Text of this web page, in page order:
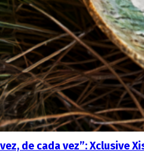
de cada vez”: Xclusive